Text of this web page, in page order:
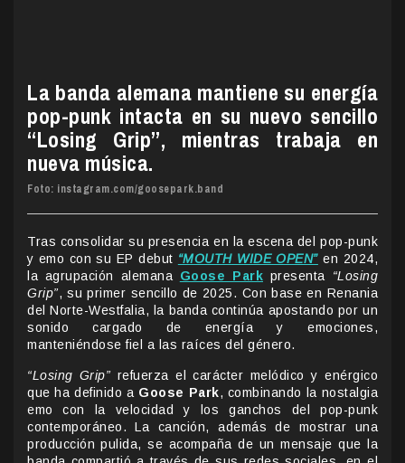
La banda alemana mantiene su energía
pop-punk intacta en su nuevo sencillo
“Losing Grip”, mientras trabaja en
nueva música.
Foto: instagram.com/goosepark.band
Tras consolidar su presencia en la escena del pop-punk
y emo con su EP debut “MOUTH WIDE OPEN”en 2024,
la agrupación alemana Goose Park presenta “Losing
Grip”, su primer sencillo de 2025. Con base en Renania
del Norte-Westfalia, la banda continúa apostando por un
sonido cargado de energía y emociones,
manteniéndose fiel a las raíces del género.
“Losing Grip” refuerza el carácter melódico y enérgico
que ha definido a Goose Park, combinando la nostalgia
emo con la velocidad y los ganchos del pop-punk
contemporáneo. La canción, además de mostrar una
producción pulida, se acompaña de un mensaje que la